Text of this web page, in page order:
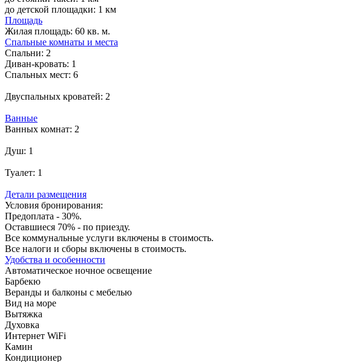
до детской площадки: 1 км
Площадь
Жилая площадь: 60 кв. м.
Спальные комнаты и места
Спальни: 2
Диван-кровать: 1
Спальных мест: 6
Двуспальных кроватей: 2
Ванные
Ванных комнат: 2
Душ: 1
Туалет: 1
Детали размещения
Условия бронирования:
Предоплата - 30%.
Оставшиеся 70% - по приезду.
Все коммунальные услуги включены в стоимость.
Все налоги и сборы включены в стоимость.
Удобства и особенности
Автоматическое ночное освещение
Барбекю
Веранды и балконы с мебелью
Вид на море
Вытяжка
Духовка
Интернет WiFi
Камин
Кондиционер